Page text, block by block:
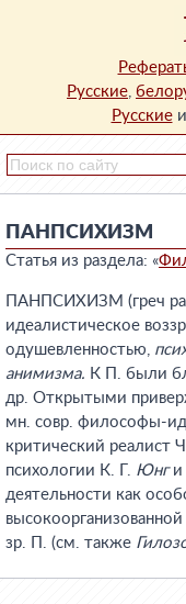
Русские,
Русскиеи
ПАНПСИХИЗМ
Статья из раздела: «
ПАНПСИХИЗМ (греч
идеалистическое
одушевленностью,
анимизма. К П. были
др. Открытыми
мн. совр. философы-
критический реалист
психологии К. Г. Юнги
деятельности как
зр. П. (см. также